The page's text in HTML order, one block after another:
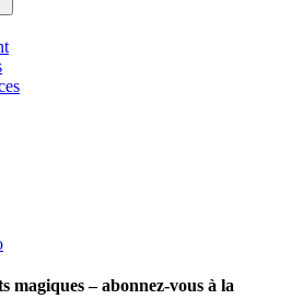
magiques – abonnez-vous à la